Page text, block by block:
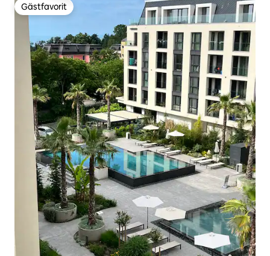
Gästfavorit
Gästfavorit